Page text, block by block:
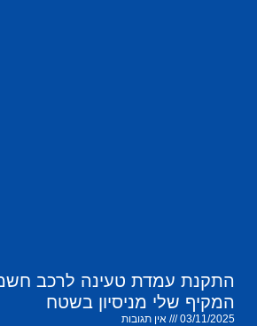
התקנת עמדת טעינה לרכב
המקיף שלי מניסיון בשטח
03/11/2025 אין תגובות